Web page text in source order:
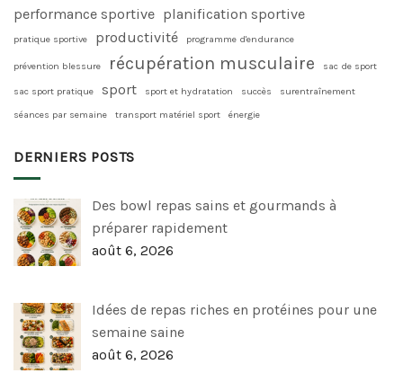
performance sportive planification sportive
pratique sportive productivité programme d'endurance
prévention blessure récupération musculaire sac de sport
sac sport pratique sport sport et hydratation succès
surentraînement
séances par semaine
transport matériel sport énergie
DERNIERS POSTS
Des bowl repas sains et gourmands à
préparer rapidement
août 6, 2026
Idées de repas riches en protéines pour une
semaine saine
août 6, 2026